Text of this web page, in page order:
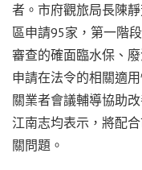
者。市府觀旅局長陳
區申請95家，第一階
審查的確面臨水保、
申請在法令的相關適
關業者會議輔導協助
江南志均表示，將配
關問題。